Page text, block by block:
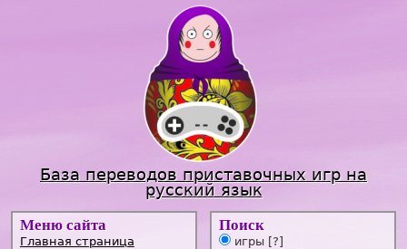
Jump to navigation
База переводов приставочных игр на
русский язык
Меню сайта
Главная страница
Поиск
игры [?]